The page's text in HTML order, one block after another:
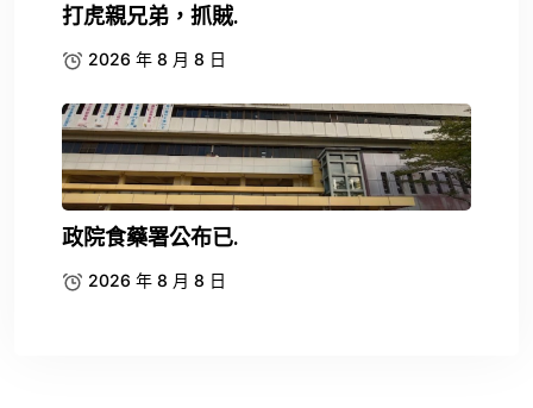
打虎親兄弟，抓賊.
2026 年 8 月 8 日
政院食藥署公布已.
2026 年 8 月 8 日